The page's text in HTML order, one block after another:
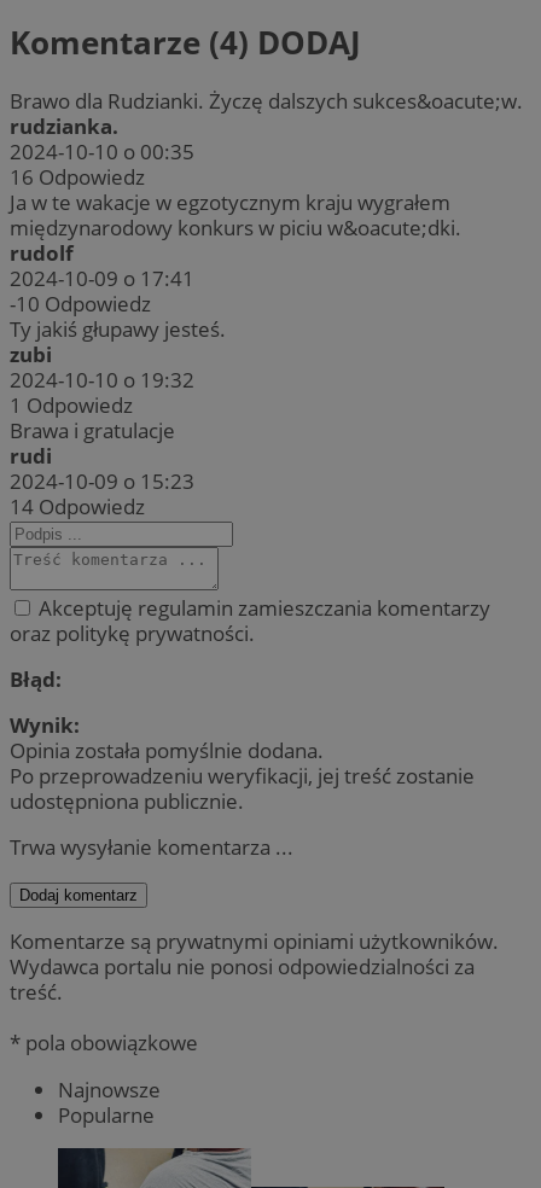
Komentarze (4) DODAJ
Brawo dla Rudzianki. Życzę dalszych sukces&oacute;w.
rudzianka.
2024-10-10 o 00:35
16 Odpowiedz
Ja w te wakacje w egzotycznym kraju wygrałem
międzynarodowy konkurs w piciu w&oacute;dki.
rudolf
2024-10-09 o 17:41
-10 Odpowiedz
Ty jakiś głupawy jesteś.
zubi
2024-10-10 o 19:32
1 Odpowiedz
Brawa i gratulacje
rudi
2024-10-09 o 15:23
14 Odpowiedz
Akceptuję regulamin zamieszczania komentarzy
oraz politykę prywatności.
Błąd:
Wynik:
Opinia została pomyślnie dodana.
Po przeprowadzeniu weryfikacji, jej treść zostanie
udostępniona publicznie.
Trwa wysyłanie komentarza ...
Dodaj komentarz
Komentarze są prywatnymi opiniami użytkowników.
Wydawca portalu nie ponosi odpowiedzialności za
treść.
* pola obowiązkowe
Najnowsze
Popularne